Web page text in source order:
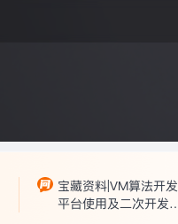
宝藏资料|VM算法开发
平台使用及二次开发F